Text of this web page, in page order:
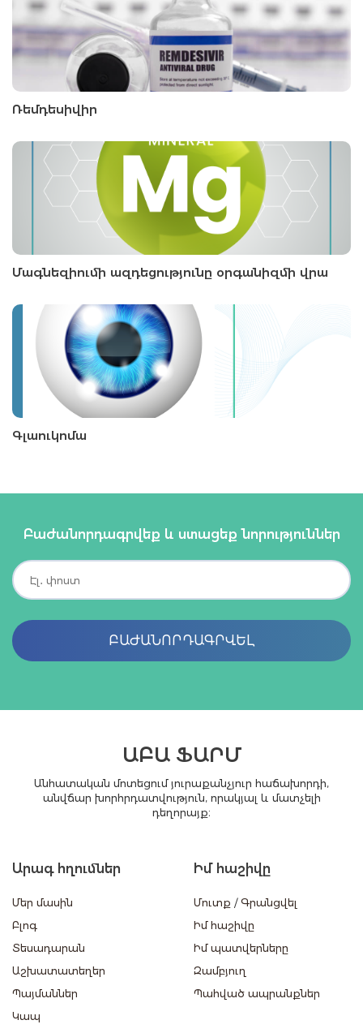
Ռեմդեսիվիր
Մագնեզիումի ազդեցությունը օրգանիզմի վրա
Գլաուկոմա
Բաժանորդագրվեք և ստացեք նորություններ
ԲԱԺԱՆՈՐԴԱԳՐՎԵԼ
ԱԲԱ ՖԱՐՄ
Անհատական մոտեցում յուրաքանչյուր հաճախորդի,
անվճար խորհրդատվություն, որակյալ և մատչելի
դեղորայք։
Արագ հղումներ
Մեր մասին
Բլոգ
Տեսադարան
Աշխատատեղեր
Պայմաններ
Կապ
Իմ հաշիվը
Մուտք / Գրանցվել
Իմ հաշիվը
Իմ պատվերները
Զամբյուղ
Պահված ապրանքներ